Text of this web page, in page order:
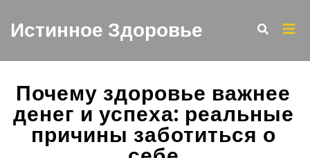
Истинное Здоровье
Почему здоровье важнее
денег и успеха: реальные
причины заботиться о